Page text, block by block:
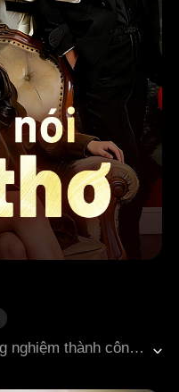
Phản đòn
Vào ngày biết mình thụ tinh ống nghiệm thành công, Nguyễn Nguyễn lại bắt gặp chồng cùng người trong lòng của anh ta đến bệnh viện khám thai. Đúng lúc cô đang suy sụp, cô bất ngờ nghe thấy tiếng nói của đứa bé trong bụng. Từ đứa bé, Nguyễn Nguyễn biết được rằng ở kiếp trước, vì muốn giữ gìn gia đình, cô đã bị chồng và người phụ nữ kia tổn thương đến mức tan nát. Vì vậy lần này, cô quyết định để chồng ra đi tay trắng, một mình sinh con và sống thật rực rỡ. Nhưng ngay khi Nguyễn Nguyễn nắm được bằng chứng khiến chồng và người tình phải trả giá, đứa bé lại nói cho cô biết một bí mật khác: thật ra, nó là con của cô và Lộc Cẩn Thâm, vị tài phiệt số một ở nước ngoài…